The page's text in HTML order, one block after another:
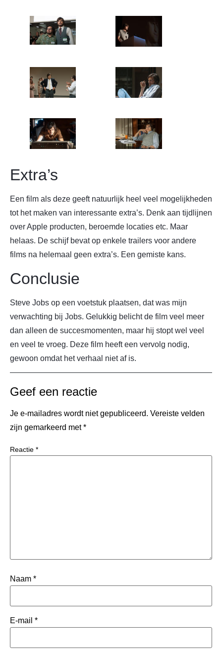
Extra’s
Een film als deze geeft natuurlijk heel veel mogelijkheden
tot het maken van interessante extra’s. Denk aan tijdlijnen
over Apple producten, beroemde locaties etc. Maar
helaas. De schijf bevat op enkele trailers voor andere
films na helemaal geen extra’s. Een gemiste kans.
Conclusie
Steve Jobs op een voetstuk plaatsen, dat was mijn
verwachting bij Jobs. Gelukkig belicht de film veel meer
dan alleen de succesmomenten, maar hij stopt wel veel
en veel te vroeg. Deze film heeft een vervolg nodig,
gewoon omdat het verhaal niet af is.
Geef een reactie
Je e-mailadres wordt niet gepubliceerd. Vereiste velden
zijn gemarkeerd met*
Reactie *
Naam *
E-mail *